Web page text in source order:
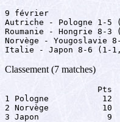
9 février
Autriche - Pologne 1-5
Roumanie - Hongrie 8-
Norvège - Yougoslavie
Italie - Japon 8-6 (1-
Classement (7 matches)
Pts
1 Pologne           12
2 Norvège           10
3 Japon              9